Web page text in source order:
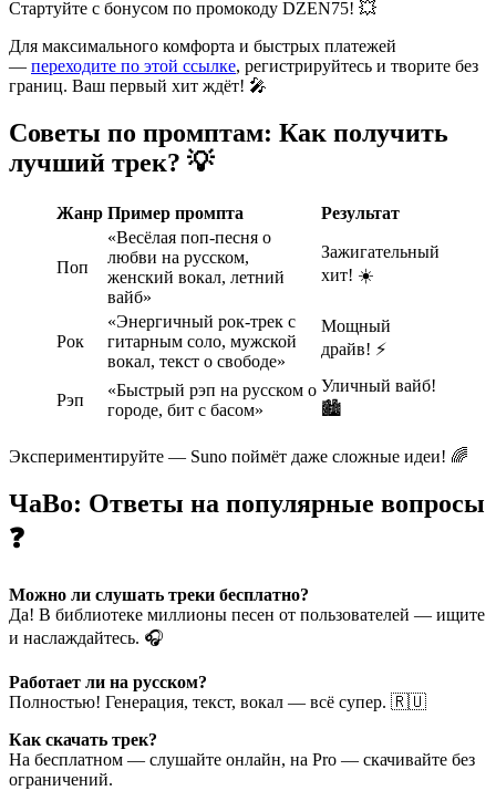
Стартуйте с бонусом по промокоду DZEN75! 💥
Для максимального комфорта и быстрых платежей
— переходите по этой ссылке, регистрируйтесь и творите без
границ. Ваш первый хит ждёт! 🎤
Советы по промптам: Как получить
лучший трек? 💡
Жанр Пример промпта Результат
Поп
«Весёлая поп-песня о
любви на русском,
женский вокал, летний
вайб»
Зажигательный
хит! ☀️
Рок
«Энергичный рок-трек с
гитарным соло, мужской
вокал, текст о свободе»
Мощный
драйв! ⚡
Рэп
«Быстрый рэп на русском о
городе, бит с басом»
Уличный вайб!
🏙️
Экспериментируйте — Suno поймёт даже сложные идеи! 🌈
ЧаВо: Ответы на популярные вопросы
❓
Можно ли слушать треки бесплатно?
Да! В библиотеке миллионы песен от пользователей — ищите
и наслаждайтесь. 🎧
Работает ли на русском?
Полностью! Генерация, текст, вокал — всё супер. 🇷🇺
Как скачать трек?
На бесплатном — слушайте онлайн, на Pro — скачивайте без
ограничений.